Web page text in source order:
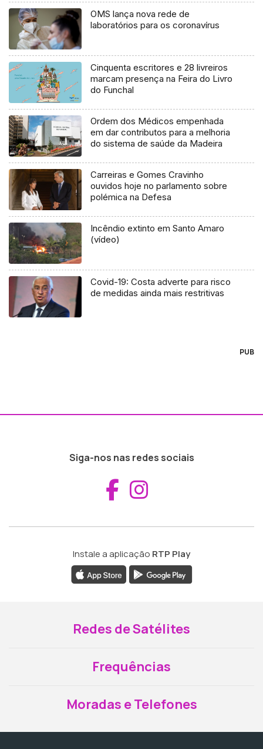
OMS lança nova rede de
laboratórios para os coronavírus
Cinquenta escritores e 28 livreiros
marcam presença na Feira do Livro
do Funchal
Ordem dos Médicos empenhada
em dar contributos para a melhoria
do sistema de saúde da Madeira
Carreiras e Gomes Cravinho
ouvidos hoje no parlamento sobre
polémica na Defesa
Incêndio extinto em Santo Amaro
(vídeo)
Covid-19: Costa adverte para risco
de medidas ainda mais restritivas
PUB
Siga-nos nas redes sociais
Aceder ao
Instale a aplicação RTP Play
Redes de Satélites
Frequências
Moradas e Telefones